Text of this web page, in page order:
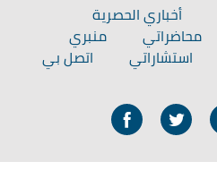
أخباري الحصرية
محاضراتي
منبري
استشاراتي اتصل بي